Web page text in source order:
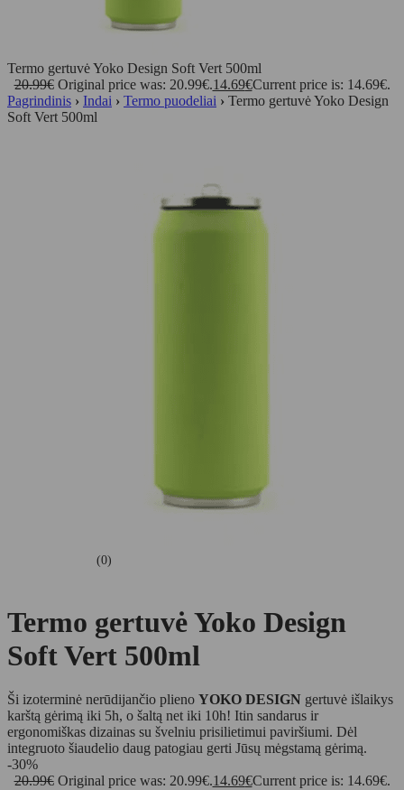
Termo gertuvė Yoko Design Soft Vert 500ml
20.99€ Original price was: 20.99€.14.69€Current price is: 14.69€.
Pagrindinis › Indai › Termo puodeliai › Termo gertuvė Yoko Design
Soft Vert 500ml
(0)
Termo gertuvė Yoko Design
Soft Vert 500ml
Ši izoterminė nerūdijančio plieno YOKO DESIGN gertuvė išlaikys
karštą gėrimą iki 5h, o šaltą net iki 10h! Itin sandarus ir
ergonomiškas dizainas su švelniu prisilietimui paviršiumi. Dėl
integruoto šiaudelio daug patogiau gerti Jūsų mėgstamą gėrimą.
-30%
20.99€ Original price was: 20.99€.14.69€Current price is: 14.69€.